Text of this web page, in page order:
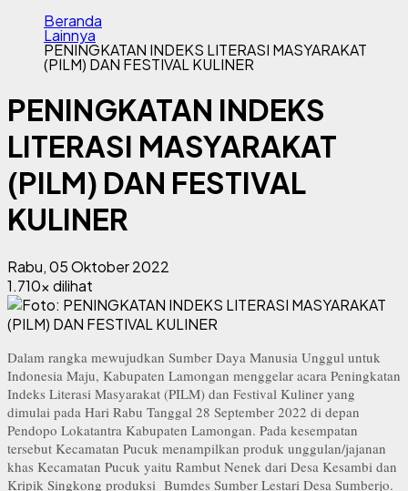
Beranda
Lainnya
PENINGKATAN INDEKS LITERASI MASYARAKAT
(PILM) DAN FESTIVAL KULINER
PENINGKATAN INDEKS
LITERASI MASYARAKAT
(PILM) DAN FESTIVAL
KULINER
Rabu, 05 Oktober 2022
1.710x dilihat
Dalam rangka mewujudkan Sumber Daya Manusia Unggul untuk
Indonesia Maju, Kabupaten Lamongan menggelar acara Peningkatan
Indeks Literasi Masyarakat (PILM) dan Festival Kuliner yang
dimulai pada Hari Rabu Tanggal 28 September 2022 di depan
Pendopo Lokatantra Kabupaten Lamongan. Pada kesempatan
tersebut Kecamatan Pucuk menampilkan produk unggulan/jajanan
khas Kecamatan Pucuk yaitu Rambut Nenek dari Desa Kesambi dan
Kripik Singkong produksi Bumdes Sumber Lestari Desa Sumberjo.